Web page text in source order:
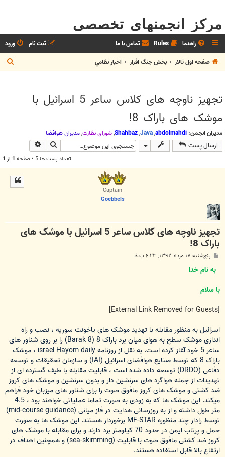
مرکز انجمنهای تخصصی
راهنما Rules تماس با ما ورود
ثبت نام
صفحه اول تالار
بخش جنگ افزار اخبار نظامي
س
تجهیز ناوچه های کلاس ساعر 5 اسرائیل با
موشک های باراک 8!
مدیران انجمن: abdolmahdi
,
Java
,
Shahbaz
,شوراي نظارت,مديران هوافضا
ارسال پست جستجو
تعداد پست ها:5 • صفحه 1 از 1
Captain
Goebbels
تجهیز ناوچه های کلاس ساعر 5 اسرائیل با موشک های
باراک 8!
س
ت
پنج‌شنبه ۱۷ مرداد ۱۳۹۲, ۶:۲۳ ب.ظ
به نام خدا
با سلام
[External Link Removed for Guests]
اسرائیل به منظور مقابله با تهدید موشک های یاخونت سوریه ، نصب و راه
اندازی موشک سطح به هوای میان برد باراک 8 (Barak 8) را بر روی شناور های
ساعر 5 خود آغاز کرده است. به نقل از روزنامه israel Hayom daily ، موشک
باراک 8 که توسط صنایع هوافضای اسرائیل (IAI) و سازمان تحقیقات و توسعه
دفاعی (DRDO) توسعه داده شده است ، قابلیت مقابله با طیف گسترده ای از
تهدیدات از جمله هواگرد های سرنشین دار و بدون سرنشین و موشک های کروز
ضد کشتی و موشک های کروز مافوق صوت را برای شناور های میزبان خود فراهم
میکند. این موشک ها که به زودی به صورت تماما عملیاتی خواهند بود ، 4.5
متر طول داشته و از به روزرسانی هدایت در فاز میانی (mid-course guidance)
توسط رادار چند منظوره MF-STAR برخوردار هستند. این موشک ها به صورت
حمل و پرتاب ایمن در حدود 70 کیلومتر برد دارند و برای مقابله با موشک های
کروز ضد کشتی مافوق صوت با قابلیت (sea-skimming) و همچنین اهداف در
ارتفاع بالا قابل استفاده هستند.